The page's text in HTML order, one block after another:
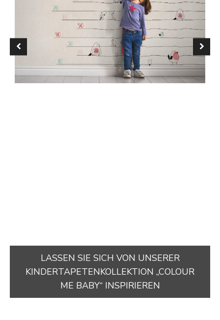
LASSEN SIE SICH VON UNSERER
KINDERTAPETENKOLLEKTION „COLOUR
ME BABY“ INSPIRIEREN